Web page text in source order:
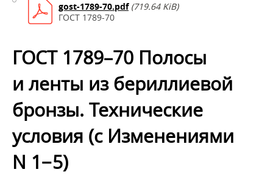
gost-1789-70.pdf (719.64 KiB)
ГОСТ 1789-70
ГОСТ 1789–70 Полосы
и ленты из бериллиевой
бронзы. Технические
условия (с Изменениями
N 1−5)